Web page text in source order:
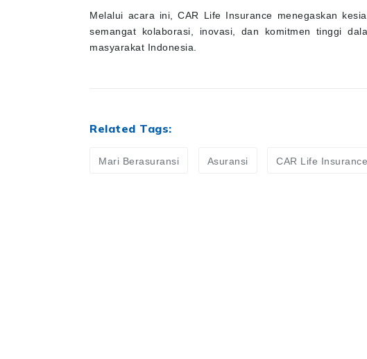
Melalui acara ini, CAR Life Insurance menegaskan
semangat kolaborasi, inovasi, dan komitmen tinggi
masyarakat Indonesia.
Related Tags:
Mari Berasuransi Asuransi CAR Life Insurance